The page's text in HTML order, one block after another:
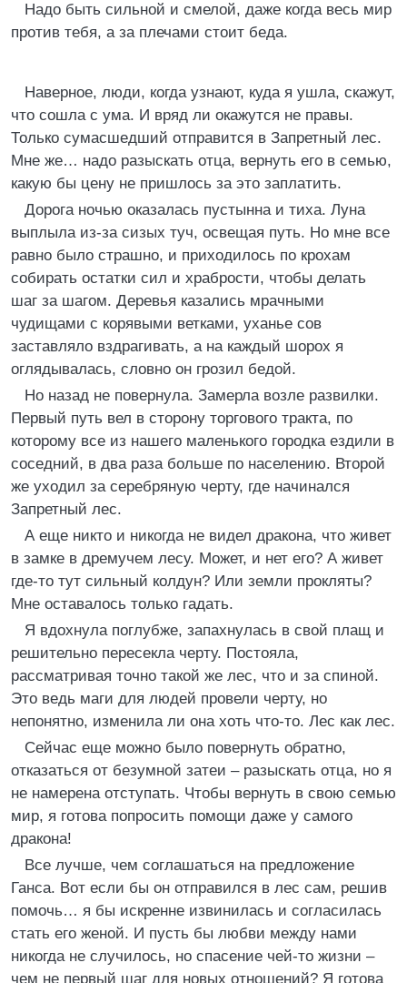
Надо быть сильной и смелой, даже когда весь мир
против тебя, а за плечами стоит беда.
Наверное, люди, когда узнают, куда я ушла, скажут,
что сошла с ума. И вряд ли окажутся не правы.
Только сумасшедший отправится в Запретный лес.
Мне же… надо разыскать отца, вернуть его в семью,
какую бы цену не пришлось за это заплатить.
Дорога ночью оказалась пустынна и тиха. Луна
выплыла из-за сизых туч, освещая путь. Но мне все
равно было страшно, и приходилось по крохам
собирать остатки сил и храбрости, чтобы делать
шаг за шагом. Деревья казались мрачными
чудищами с корявыми ветками, уханье сов
заставляло вздрагивать, а на каждый шорох я
оглядывалась, словно он грозил бедой.
Но назад не повернула. Замерла возле развилки.
Первый путь вел в сторону торгового тракта, по
которому все из нашего маленького городка ездили в
соседний, в два раза больше по населению. Второй
же уходил за серебряную черту, где начинался
Запретный лес.
А еще никто и никогда не видел дракона, что живет
в замке в дремучем лесу. Может, и нет его? А живет
где-то тут сильный колдун? Или земли прокляты?
Мне оставалось только гадать.
Я вдохнула поглубже, запахнулась в свой плащ и
решительно пересекла черту. Постояла,
рассматривая точно такой же лес, что и за спиной.
Это ведь маги для людей провели черту, но
непонятно, изменила ли она хоть что-то. Лес как лес.
Сейчас еще можно было повернуть обратно,
отказаться от безумной затеи – разыскать отца, но я
не намерена отступать. Чтобы вернуть в свою семью
мир, я готова попросить помощи даже у самого
дракона!
Все лучше, чем соглашаться на предложение
Ганса. Вот если бы он отправился в лес сам, решив
помочь… я бы искренне извинилась и согласилась
стать его женой. И пусть бы любви между нами
никогда не случилось, но спасение чей-то жизни –
чем не первый шаг для новых отношений? Я готова